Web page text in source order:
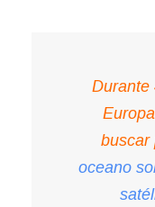
Durante
buscar
oceano